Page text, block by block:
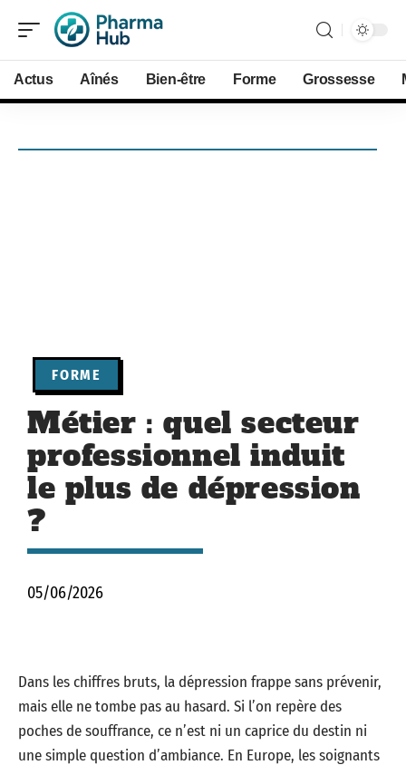
Actus Aînés Bien-être Forme Grossesse
FORME
Métier : quel secteur
professionnel induit
le plus de dépression
?
05/06/2026
Dans les chiffres bruts, la dépression frappe sans prévenir,
mais elle ne tombe pas au hasard. Si l’on repère des
poches de souffrance, ce n’est ni un caprice du destin ni
une simple question d’ambiance. En Europe, les soignants